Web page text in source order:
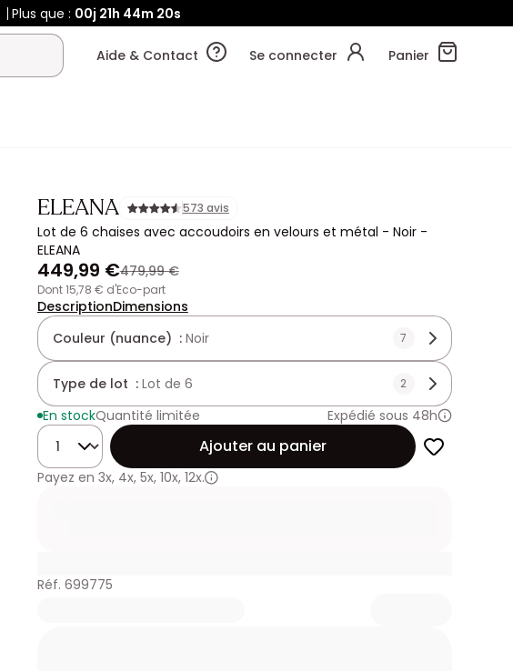
Plus que :00j 21h 44m 19s
Aide & Contact Se connecter Panier
ELEANA 573 avis
Lot de 6 chaises avec accoudoirs en velours et métal - Noir -
ELEANA
449,99 €479,99 €
dont 15,78 € d'Eco-part
DescriptionDimensions
Couleur (nuance) : Noir 7
Type de lot : Lot de 6 2
En stockQuantité limitée
Expédié sous 48h
Quantité
Ajouter au panier
Payez en 3x, 4x, 5x, 10x, 12x.
Réf. 699775